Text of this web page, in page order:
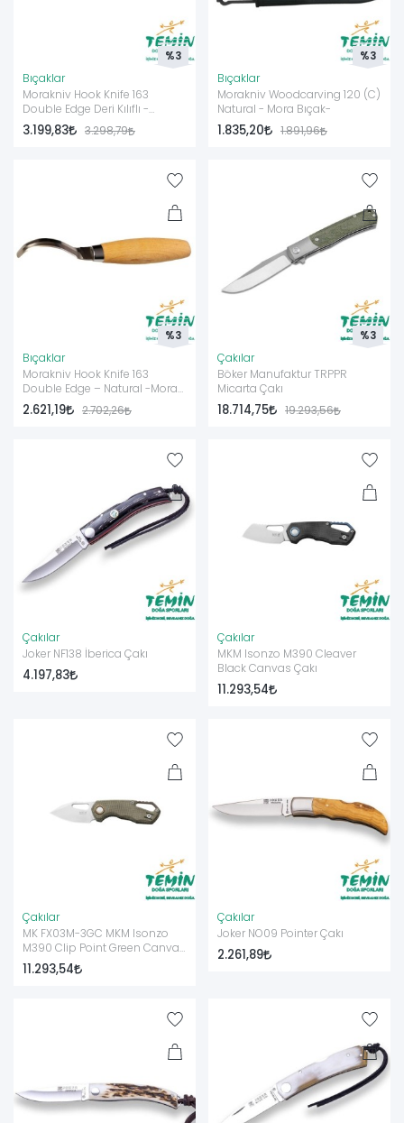
Bıçaklar
Morakniv Hook Knife 163
Double Edge Deri Kılıflı -
Natural - Mora Bıçak
3.199,83 3.298,79
%3
Bıçaklar
Morakniv Woodcarving 120 (C)
Natural - Mora Bıçak-
1.835,20 1.891,96
%3
Bıçaklar
Morakniv Hook Knife 163
Double Edge – Natural -Mora
Bıçak-
2.621,19 2.702,26
%3
Çakılar
Böker Manufaktur TRPPR
Micarta Çakı
18.714,75 19.293,56
%3
Çakılar
Joker NF138 İberica Çakı
4.197,83
Çakılar
MKM Isonzo M390 Cleaver
Black Canvas Çakı
11.293,54
Çakılar
MK FX03M-3GC MKM Isonzo
M390 Clip Point Green Canvas
Çakı
11.293,54
Çakılar
Joker NO09 Pointer Çakı
2.261,89